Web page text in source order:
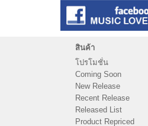
สินค้า
โปรโมชั่น
Coming Soon
New Release
Recent Release
Released List
Product Repriced